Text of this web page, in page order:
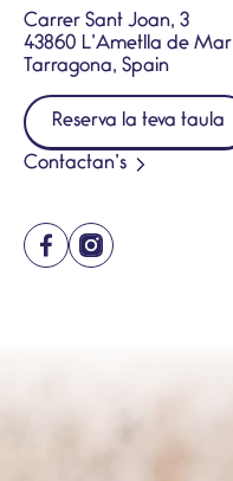
Carrer Sant Joan, 3
43860 L’Ametlla de Mar
Tarragona, Spain
Reserva la teva taula
Contactan’s